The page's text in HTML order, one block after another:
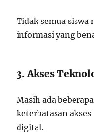
Tidak semua siswa
informasi yang
3. Akses
Masih ada
keterbatasan
digital.